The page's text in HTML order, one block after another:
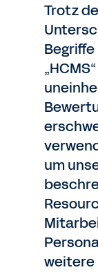
Trotz
Begriffe
um
weitere